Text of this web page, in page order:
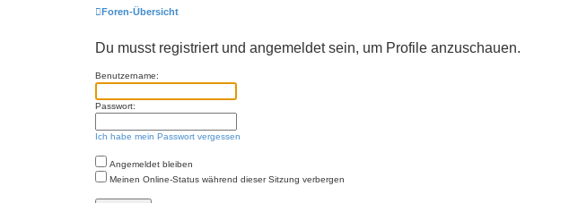
Foren-Übersicht
Du musst registriert und angemeldet sein, um Profile anzuschauen.
Benutzername:
Passwort:
Ich habe mein Passwort vergessen
Angemeldet bleiben
Meinen Online-Status während dieser Sitzung verbergen